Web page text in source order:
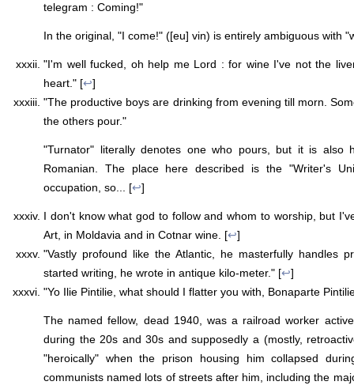
telegram : Coming!"
In the original, "I come!" ([eu] vin) is entirely ambiguous with
"I'm well fucked, oh help me Lord : for wine I've not the
heart." [↩]
"The productive boys are drinking from evening till morn.
the others pour."
"Turnator" literally denotes one who pours, but it is also
Romanian. The place here described is the "Writer's
occupation, so... [↩]
I don't know what god to follow and whom to worship, but
Art, in Moldavia and in Cotnar wine. [↩]
"Vastly profound like the Atlantic, he masterfully handles
started writing, he wrote in antique kilo-meter." [↩]
"Yo Ilie Pintilie, what should I flatter you with, Bonaparte
The named fellow, dead 1940, was a railroad worker
during the 20s and 30s and supposedly a (mostly,
"heroically" when the prison housing him collapsed
communists named lots of streets after him, including the